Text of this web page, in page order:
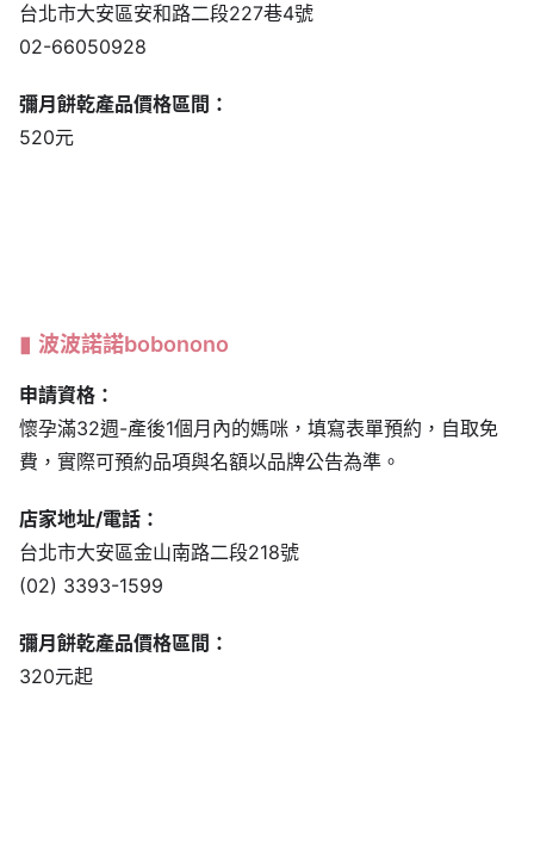
台北市大安區安和路二段227巷4號
02-66050928
彌月餅乾產品價格區間：
520元
波波諾諾bobonono
申請資格：
懷孕滿32週-產後1個月內的媽咪，填寫表單預約，自取免
費，實際可預約品項與名額以品牌公告為準。
店家地址/電話：
台北市大安區金山南路二段218號
(02) 3393-1599
彌月餅乾產品價格區間：
320元起